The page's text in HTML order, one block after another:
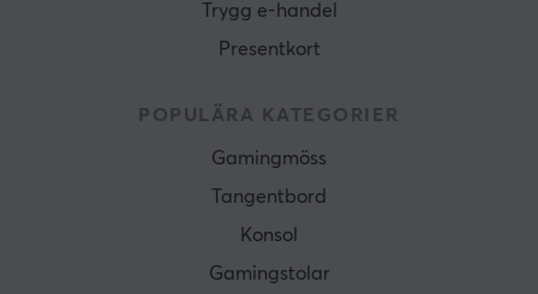
Trygg e-handel
Presentkort
POPULÄRA KATEGORIER
Gamingmöss
Tangentbord
Konsol
Gamingstolar